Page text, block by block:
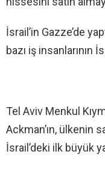
İsrail’in Gazze’de
bazı iş insanlarının
Tel Aviv Menkul
Ackman’ın, ülkenin
İsrail’deki ilk büyük